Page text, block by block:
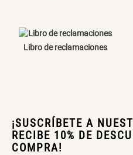
Libro de reclamaciones
¡SUSCRÍBETE A
RECIBE 10% DE
COMPRA!
S/ 35.90